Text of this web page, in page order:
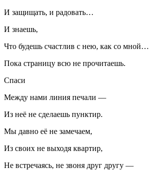
И защищать, и радовать…
И знаешь,
Что будешь счастлив с нею, как со мной…
Пока страницу всю не прочитаешь.
Спаси
Между нами линия печали —
Из неё не сделаешь пунктир.
Мы давно её не замечаем,
Из своих не выходя квартир,
Не встречаясь, не звоня друг другу —